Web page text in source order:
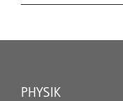
PHYSIK